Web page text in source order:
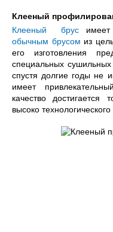
Клееный
Клееный брус
обычным брусом из
его изготовления
специальных
спустя долгие годы не
имеет
качество достигается
высоко